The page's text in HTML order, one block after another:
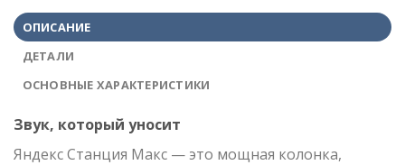
ОПИСАНИЕ
ДЕТАЛИ
ОСНОВНЫЕ ХАРАКТЕРИСТИКИ
Звук, который уносит
Яндекс Станция Макс — это мощная колонка,